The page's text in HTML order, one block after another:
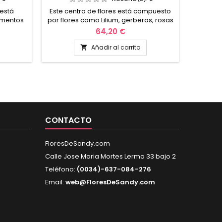
y
niño,
un
Este centro de flores está compuesto
por flores como Lilium, gerberas, rosas
blancas, y más flores dependiendo la
temporada, este centro de flores tonos
blancos tiene una altura aproximada
de 70cms, está diseñado por nuestros
floristas para una ocasión especial
64,20 €
 Añadir al carrito
CONTACTO
FloresDeSandy.com
Calle Jose Maria Mortes Lerma 33 bajo 2
Teléfono: (0034)-637-084-276
Email: web@FloresDeSandy.com